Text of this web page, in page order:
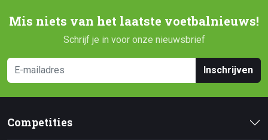
Mis niets van het laatste voetbalnieuws!
Schrijf je in voor onze nieuwsbrief
Inschrijven
Competities